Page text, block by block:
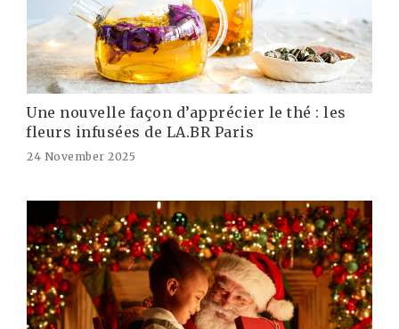
Une nouvelle façon d’apprécier le thé : les
fleurs infusées de LA.BR Paris
24 November 2025